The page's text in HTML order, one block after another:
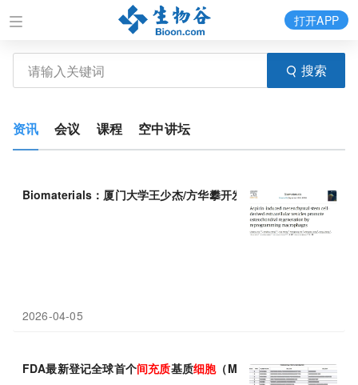
搜索
打开APP
资讯 会议 课程 空中讲坛
Biomaterials：厦门大学王少杰/方华攀开发阿司匹林诱导的 间充
2026-04-05
FDA最新登记全球首个间充质基质细胞（MSCs）标准质控方案